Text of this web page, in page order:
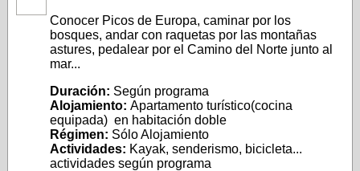
Conocer Picos de Europa, caminar por los
bosques, andar con raquetas por las montañas
astures, pedalear por el Camino del Norte junto al
mar...
Duración: Según programa
Alojamiento: Apartamento turístico(cocina
equipada) en habitación doble
Régimen: Sólo Alojamiento
Actividades: Kayak, senderismo, bicicleta...
actividades según programa